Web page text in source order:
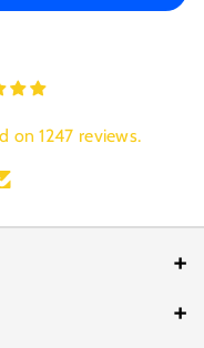
on 1247 reviews.